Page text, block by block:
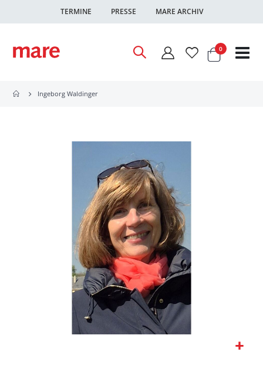
TERMINE PRESSE MARE ARCHIV
Warenkorb
0Artikel
Ingeborg Waldinger